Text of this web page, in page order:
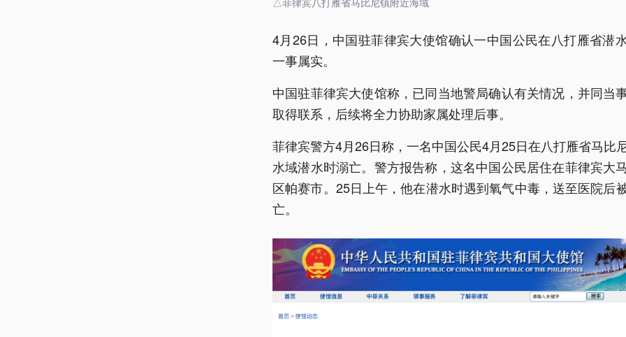
4月26日，中国驻菲律宾大使馆确认一中国公民在八打雁省潜
一事属实。
中国驻菲律宾大使馆称，已同当地警局确认有关情况，并同当
取得联系，后续将全力协助家属处理后事。
菲律宾警方4月26日称，一名中国公民4月25日在八打雁省马比
水域潜水时溺亡。警方报告称，这名中国公民居住在菲律宾大
区帕赛市。25日上午，他在潜水时遇到氧气中毒，送至医院后
亡。